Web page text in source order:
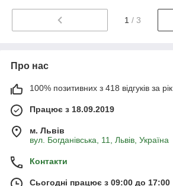
1 / 3
Про нас
100% позитивних з 418 відгуків за рік
Працює з 18.09.2019
м. Львів
вул. Богданівська, 11, Львів, Україна
Контакти
Сьогодні працює з 09:00 до 17:00